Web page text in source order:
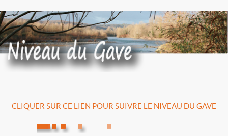
CLIQUER SUR CE LIEN POUR SUIVRE LE NIVEAU DU GAVE